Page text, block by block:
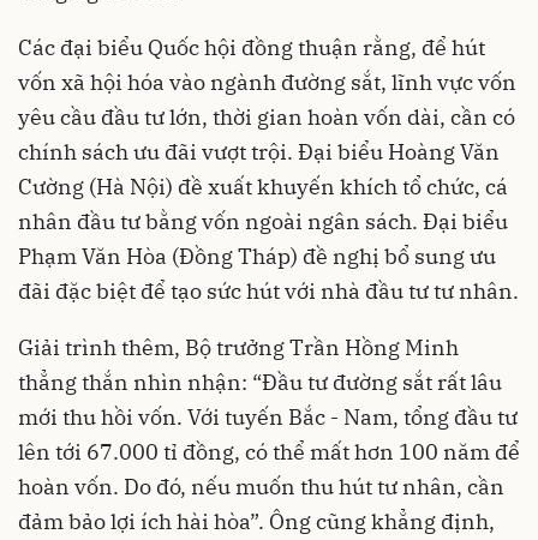
Các đại biểu Quốc hội đồng thuận rằng, để hút
vốn xã hội hóa vào ngành đường sắt, lĩnh vực vốn
yêu cầu đầu tư lớn, thời gian hoàn vốn dài, cần có
chính sách ưu đãi vượt trội. Đại biểu Hoàng Văn
Cường (Hà Nội) đề xuất khuyến khích tổ chức, cá
nhân đầu tư bằng vốn ngoài ngân sách. Đại biểu
Phạm Văn Hòa (Đồng Tháp) đề nghị bổ sung ưu
đãi đặc biệt để tạo sức hút với nhà đầu tư tư nhân.
Giải trình thêm, Bộ trưởng Trần Hồng Minh
thẳng thắn nhìn nhận: “Đầu tư đường sắt rất lâu
mới thu hồi vốn. Với tuyến Bắc - Nam, tổng đầu tư
lên tới 67.000 tỉ đồng, có thể mất hơn 100 năm để
hoàn vốn. Do đó, nếu muốn thu hút tư nhân, cần
đảm bảo lợi ích hài hòa”. Ông cũng khẳng định,